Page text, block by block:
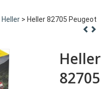
Heller > Heller 82705 Peugeot
Heller
82705